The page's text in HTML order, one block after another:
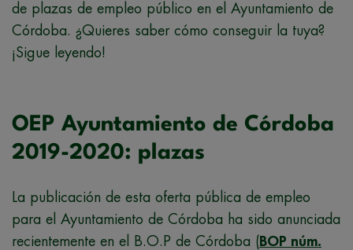
de plazas de empleo público en el Ayuntamiento de
Córdoba. ¿Quieres saber cómo conseguir la tuya?
¡Sigue leyendo!
OEP Ayuntamiento de Córdoba
2019-2020: plazas
La publicación de esta oferta pública de empleo
para el Ayuntamiento de Córdoba ha sido anunciada
recientemente en el B.O.P de Córdoba ( BOP núm.